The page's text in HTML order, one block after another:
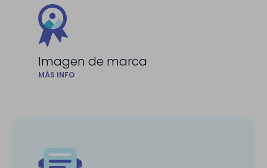
Imagen de marca
MÁS INFO